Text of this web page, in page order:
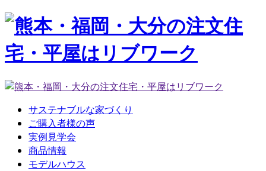
サステナブルな家づくり
ご購入者様の声
実例見学会
商品情報
モデルハウス